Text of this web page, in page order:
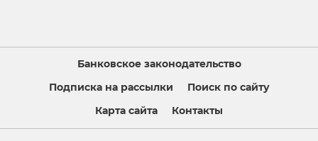
Банковское законодательство
Подписка на рассылки
Поиск по сайту
Карта сайта
Контакты